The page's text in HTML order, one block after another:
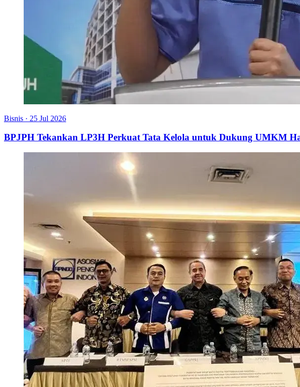
Bisnis · 25 Jul 2026
BPJPH Tekankan LP3H Perkuat Tata Kelola untuk Dukung UMKM